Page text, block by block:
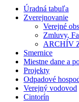
Úradná tabuľa
Zverejnovanie
Verejné
Zmluvy,
ARCHÍV
Smernice
Miestne dane a
Projekty
Odpadové
Verejný vodovod
Cintorín